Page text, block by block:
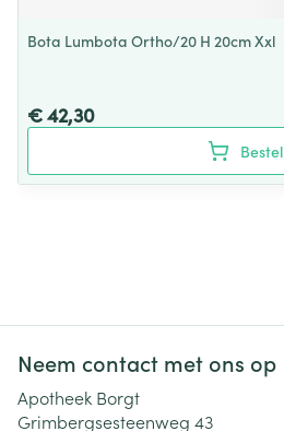
Bota Lumbota Ortho/20 H 20cm Xxl
€ 42,30
Bestel
Neem contact met ons op
Apotheek Borgt
Grimbergsesteenweg 43